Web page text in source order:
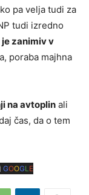
pa velja tudi za
tudi izredno
je zanimiv v
poraba majhna
na avtoplin ali
čas, da o tem
GOOGL E